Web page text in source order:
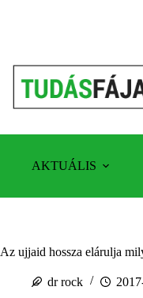
AKTUÁLIS
Az ujjaid hossza elárulja
dr rock